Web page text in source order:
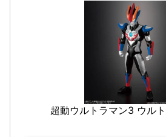
超動ウルトラマン3 ウル